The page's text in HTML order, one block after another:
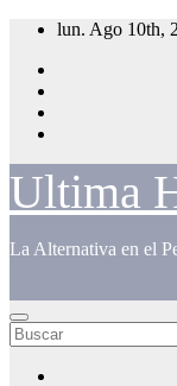
Saltar
contenido
lun. Ago 10th,
Ultima
La Alternativa en el